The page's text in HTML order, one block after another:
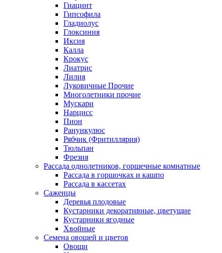
Гиацинт
Гипсофила
Гладиолус
Глоксиния
Иксия
Калла
Крокус
Лиатрис
Лилия
Луковичные Прочие
Многолетники прочие
Мускари
Нарцисс
Пион
Ранункулюс
Рябчик (Фритиллярия)
Тюльпан
Фрезия
Рассада однолетников, горшечные комнатные
Рассада в горшочках и кашпо
Рассада в кассетах
Саженцы
Деревья плодовые
Кустарники декоративные, цветущие
Кустарники ягодные
Хвойные
Семена овощей и цветов
Овощи